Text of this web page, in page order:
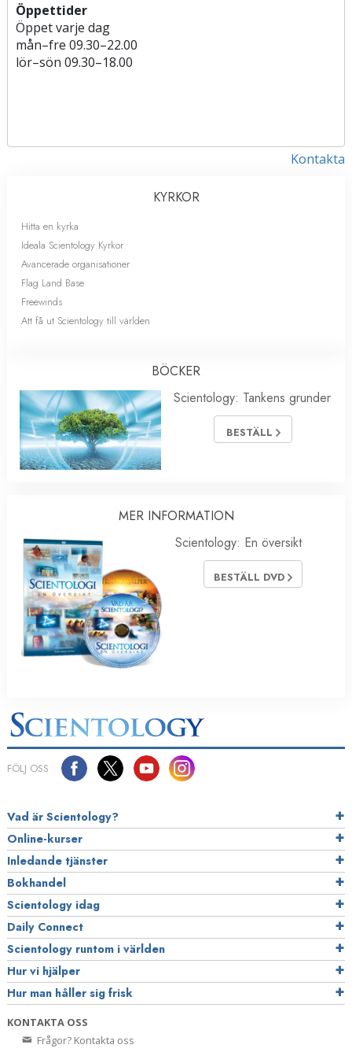
Öppettider
Öppet varje dag
mån–fre 09.30–22.00
lör–sön 09.30–18.00
Kontakta
KYRKOR
Hitta en kyrka
Ideala Scientology Kyrkor
Avancerade organisationer
Flag Land Base
Freewinds
Att få ut Scientology till världen
BÖCKER
Scientology: Tankens grunder
BESTÄLL
MER INFORMATION
Scientology: En översikt
BESTÄLL DVD
FÖLJ OSS
Vad är Scientology?
Online-kurser
Inledande tjänster
Bokhandel
Scientology idag
Daily Connect
Scientology runtom i världen
Hur vi hjälper
Hur man håller sig frisk
KONTAKTA OSS
Frågor? Kontakta oss